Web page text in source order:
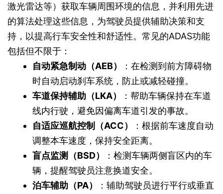
激光雷达等）获取车辆周围环境的信息，并利用先进
的算法处理这些信息，为驾驶员提供辅助决策和支
持，以提高行车安全性和舒适性。常见的ADAS功能
包括但不限于：
自动紧急制动（AEB）
：在检测到前方障碍物
时自动启动刹车系统，防止或减轻碰撞。
车道保持辅助（LKA）
：帮助车辆保持在车道
线内行驶，避免因偏离车道引发的事故。
自适应巡航控制（ACC）
：根据前车速度自动
调整本车速度，保持安全距离。
盲点监测（BSD）
：检测车辆两侧盲区内的车
辆，提醒驾驶员注意换道安全。
泊车辅助（PA）
：辅助驾驶员进行平行或垂直